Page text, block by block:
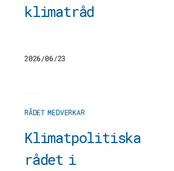
klimatråd
2026/06/23
RÅDET MEDVERKAR
Klimatpolitiska
rådet i